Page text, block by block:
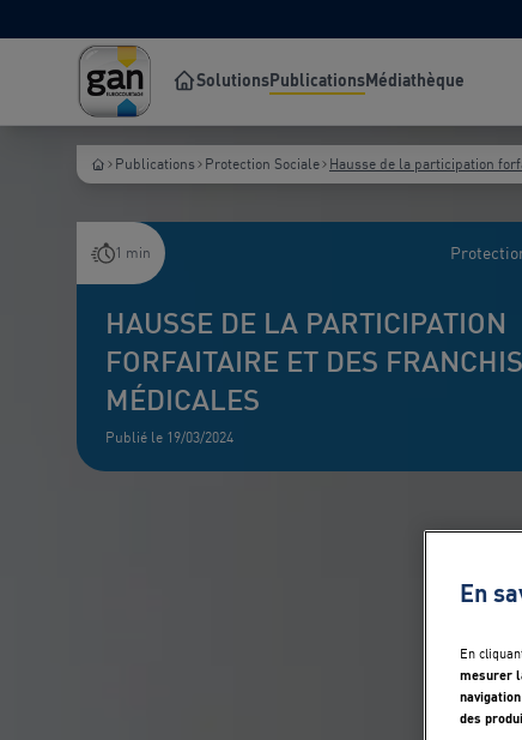
SolutionsPublicationsMédiathèque
Publications Protection Sociale Hausse de la participation
1 min
HAUSSE DE LA PARTICIPATION
FORFAITAIRE ET DES
MÉDICALES
Publié le 19/03/2024
En
En
mesurer
navigation
des